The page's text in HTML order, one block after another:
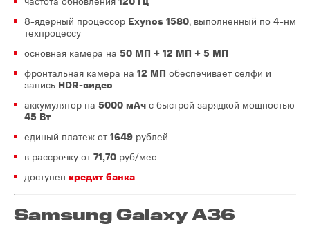
8-ядерный процессор Exynos 1580, выполненный по 4-нм
техпроцессу
основная камера на 50 МП + 12 МП + 5 МП
фронтальная камера на 12 МП обеспечивает селфи и
запись HDR-видео
аккумулятор на 5000 мАч с быстрой зарядкой мощностью
45 Вт
единый платеж от 1649 рублей
в рассрочку от 71,70 руб/мес
доступен кредит банка
Samsung Galaxy A36